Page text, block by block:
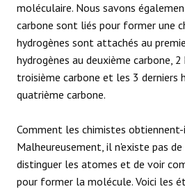
moléculaire. Nous savons
carbone sont liés pour former une
hydrogènes sont attachés au
hydrogènes au deuxième carbone,
troisième carbone et les 3 derniers
quatrième carbone.
Comment les chimistes
Malheureusement, il n'existe pas
distinguer les atomes et de voir
pour former la molécule. Voici les